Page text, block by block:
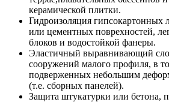
керамической плитки.
Гидроизоляция гипсокартонных
или цементных поврехностей,
блоков и водостойкой фанеры.
Эластичный выравнивающий
сооружений малого профиля, в
подверженных небольшим
(т.е. сборных панелей).
Защита штукатурки или бетона,